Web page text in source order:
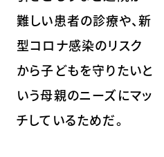
難しい患者の診療や、新
型コロナ感染のリスク
から子どもを守りたいと
いう母親のニーズにマッ
チしているためだ。